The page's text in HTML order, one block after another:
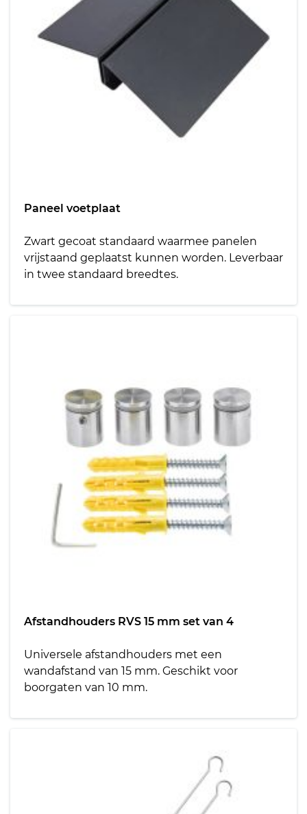
Paneel voetplaat
Zwart gecoat standaard waarmee panelen
vrijstaand geplaatst kunnen worden. Leverbaar
in twee standaard breedtes.
Afstandhouders RVS 15 mm set van 4
Universele afstandhouders met een
wandafstand van 15 mm. Geschikt voor
boorgaten van 10 mm.